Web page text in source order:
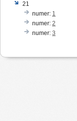
21
numer: 1
numer: 2
numer: 3